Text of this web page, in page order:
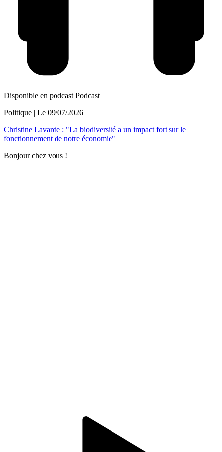
Disponible en podcast Podcast
Politique | Le 09/07/2026
Christine Lavarde : "La biodiversité a un impact fort sur le
fonctionnement de notre économie"
Bonjour chez vous !